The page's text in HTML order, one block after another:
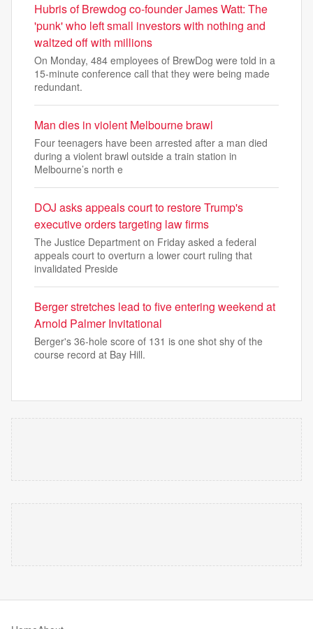
Hubris of Brewdog co-founder James Watt: The
'punk' who left small investors with nothing and
waltzed off with millions
On Monday, 484 employees of BrewDog were told in a
15-minute conference call that they were being made
redundant.
Man dies in violent Melbourne brawl
Four teenagers have been arrested after a man died
during a violent brawl outside a train station in
Melbourne’s north e
DOJ asks appeals court to restore Trump's
executive orders targeting law firms
The Justice Department on Friday asked a federal
appeals court to overturn a lower court ruling that
invalidated Preside
Berger stretches lead to five entering weekend at
Arnold Palmer Invitational
Berger's 36-hole score of 131 is one shot shy of the
course record at Bay Hill.